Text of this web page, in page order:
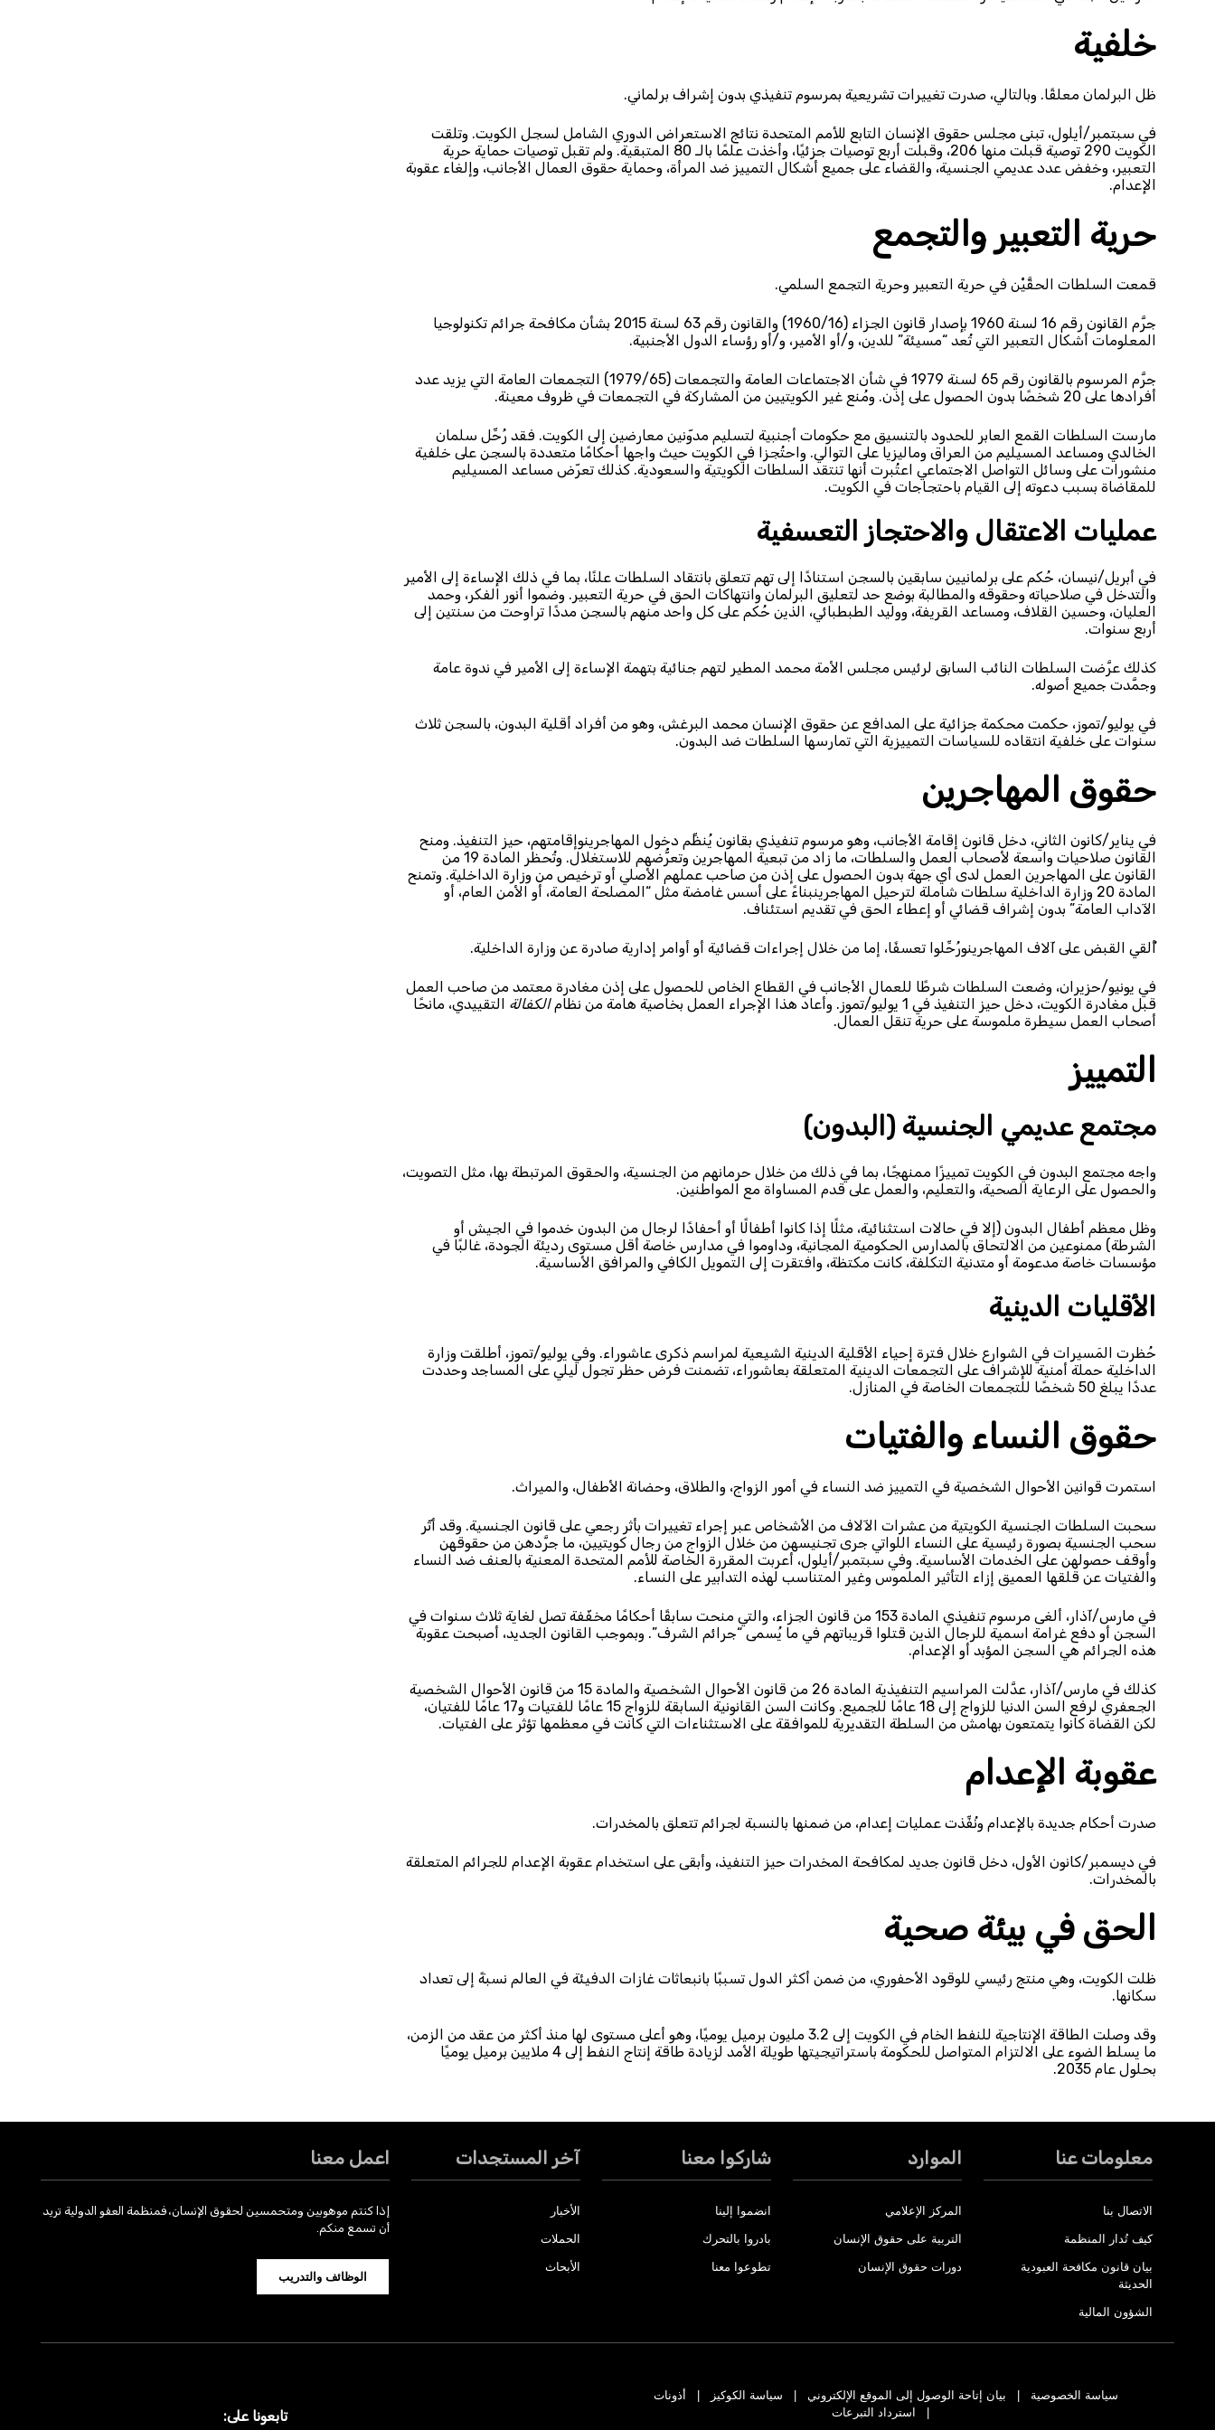
خلفية
ظل البرلمان معلقًا. وبالتالي، صدرت تغييرات تشريعية بمرسوم تنفيذي بدون إشراف برلماني.
في سبتمبر/أيلول، تبنى مجلس حقوق الإنسان التابع للأمم المتحدة نتائج الاستعراض الدوري الشامل لسجل الكويت. وتلقت
الكويت 290 توصية قبلت منها 206، وقبلت أربع توصيات جزئيًا، وأخذت علمًا بالـ 80 المتبقية. ولم تقبل توصيات حماية حرية
التعبير، وخفض عدد عديمي الجنسية، والقضاء على جميع أشكال التمييز ضد المرأة، وحماية حقوق العمال الأجانب، وإلغاء عقوبة
الإعدام.
حرية التعبير والتجمع
قمعت السلطات الحقَّيْن في حرية التعبير وحرية التجمع السلمي.
جرَّم القانون رقم 16 لسنة 1960 بإصدار قانون الجزاء (1960/16) والقانون رقم 63 لسنة 2015 بشأن مكافحة جرائم تكنولوجيا
المعلومات أشكال التعبير التي تُعد “مسيئة” للدين، و/أو الأمير، و/أو رؤساء الدول الأجنبية.
جرَّم المرسوم بالقانون رقم 65 لسنة 1979 في شأن الاجتماعات العامة والتجمعات (1979/65) التجمعات العامة التي يزيد عدد
أفرادها على 20 شخصًا بدون الحصول على إذن. ومُنع غير الكويتيين من المشاركة في التجمعات في ظروف معينة.
مارست السلطات القمع العابر للحدود بالتنسيق مع حكومات أجنبية لتسليم مدوّنين معارضين إلى الكويت. فقد رُحِّل سلمان
الخالدي ومساعد المسيليم من العراق وماليزيا على التوالي. واحتُجزا في الكويت حيث واجها أحكامًا متعددة بالسجن على خلفية
منشورات على وسائل التواصل الاجتماعي اعتُبرت أنها تنتقد السلطات الكويتية والسعودية. كذلك تعرّض مساعد المسيليم
للمقاضاة بسبب دعوته إلى القيام باحتجاجات في الكويت.
عمليات الاعتقال والاحتجاز التعسفية
في أبريل/نيسان، حُكم على برلمانيين سابقين بالسجن استنادًا إلى تهم تتعلق بانتقاد السلطات علنًا، بما في ذلك الإساءة إلى الأمير
والتدخل في صلاحياته وحقوقه والمطالبة بوضع حد لتعليق البرلمان وانتهاكات الحق في حرية التعبير. وضموا أنور الفكر، وحمد
العليان، وحسين القلاف، ومساعد القريفة، ووليد الطبطبائي، الذين حُكم على كل واحد منهم بالسجن مددًا تراوحت من سنتين إلى
أربع سنوات.
كذلك عرَّضت السلطات النائب السابق لرئيس مجلس الأمة محمد المطير لتهم جنائية بتهمة الإساءة إلى الأمير في ندوة عامة
وجمَّدت جميع أصوله.
في يوليو/تموز، حكمت محكمة جزائية على المدافع عن حقوق الإنسان محمد البرغش، وهو من أفراد أقلية البدون، بالسجن ثلاث
سنوات على خلفية انتقاده للسياسات التمييزية التي تمارسها السلطات ضد البدون.
حقوق المهاجرين
في يناير/كانون الثاني، دخل قانون إقامة الأجانب، وهو مرسوم تنفيذي بقانون يُنظِّم دخول المهاجرينوإقامتهم، حيز التنفيذ. ومنح
القانون صلاحيات واسعة لأصحاب العمل والسلطات، ما زاد من تبعية المهاجرين وتعرُّضهم للاستغلال. وتُحظر المادة 19 من
القانون على المهاجرين العمل لدى أي جهة بدون الحصول على إذن من صاحب عملهم الأصلي أو ترخيص من وزارة الداخلية. وتمنح
المادة 20 وزارة الداخلية سلطات شاملة لترحيل المهاجرينبناءً على أسس غامضة مثل “المصلحة العامة، أو الأمن العام، أو
الآداب العامة” بدون إشراف قضائي أو إعطاء الحق في تقديم استئناف.
أُلقي القبض على آلاف المهاجرينورُحِّلوا تعسفًا، إما من خلال إجراءات قضائية أو أوامر إدارية صادرة عن وزارة الداخلية.
في يونيو/حزيران، وضعت السلطات شرطًا للعمال الأجانب في القطاع الخاص للحصول على إذن مغادرة معتمد من صاحب العمل
قبل مغادرة الكويت، دخل حيز التنفيذ في 1 يوليو/تموز. وأعاد هذا الإجراء العمل بخاصية هامة من نظام
الكفالة التقييدي، مانحًا
أصحاب العمل سيطرة ملموسة على حرية تنقل العمال.
التمييز
مجتمع عديمي الجنسية (البدون)
واجه مجتمع البدون في الكويت تمييزًا ممنهجًا، بما في ذلك من خلال حرمانهم من الجنسية، والحقوق المرتبطة بها، مثل التصويت،
والحصول على الرعاية الصحية، والتعليم، والعمل على قدم المساواة مع المواطنين.
وظل معظم أطفال البدون (إلا في حالات استثنائية، مثلًا إذا كانوا أطفالًا أو أحفادًا لرجال من البدون خدموا في الجيش أو
الشرطة) ممنوعين من الالتحاق بالمدارس الحكومية المجانية، وداوموا في مدارس خاصة أقل مستوى رديئة الجودة، غالبًا في
مؤسسات خاصة مدعومة أو متدنية التكلفة، كانت مكتظة، وافتقرت إلى التمويل الكافي والمرافق الأساسية.
الأقليات الدينية
حُظرت المَسيرات في الشوارع خلال فترة إحياء الأقلية الدينية الشيعية لمراسم ذكرى عاشوراء. وفي يوليو/تموز، أطلقت وزارة
الداخلية حملة أمنية للإشراف على التجمعات الدينية المتعلقة بعاشوراء، تضمنت فرض حظر تجول ليلي على المساجد وحددت
عددًا يبلغ 50 شخصًا للتجمعات الخاصة في المنازل.
حقوق النساء والفتيات
استمرت قوانين الأحوال الشخصية في التمييز ضد النساء في أمور الزواج، والطلاق، وحضانة الأطفال، والميراث.
سحبت السلطات الجنسية الكويتية من عشرات الآلاف من الأشخاص عبر إجراء تغييرات بأثر رجعي على قانون الجنسية. وقد أثّر
سحب الجنسية بصورة رئيسية على النساء اللواتي جرى تجنيسهن من خلال الزواج من رجال كويتيين، ما جرَّدهن من حقوقهن
وأوقف حصولهن على الخدمات الأساسية. وفي سبتمبر/أيلول، أعربت المقررة الخاصة للأمم المتحدة المعنية بالعنف ضد النساء
والفتيات عن قلقها العميق إزاء التأثير الملموس وغير المتناسب لهذه التدابير على النساء.
في مارس/آذار، ألغى مرسوم تنفيذي المادة 153 من قانون الجزاء، والتي منحت سابقًا أحكامًا مخفّفة تصل لغاية ثلاث سنوات في
السجن أو دفع غرامة اسمية للرجال الذين قتلوا قريباتهم في ما يُسمى “جرائم الشرف”. وبموجب القانون الجديد، أصبحت عقوبة
هذه الجرائم هي السجن المؤبد أو الإعدام.
كذلك في مارس/آذار، عدَّلت المراسيم التنفيذية المادة 26 من قانون الأحوال الشخصية والمادة 15 من قانون الأحوال الشخصية
الجعفري لرفع السن الدنيا للزواج إلى 18 عامًا للجميع. وكانت السن القانونية السابقة للزواج 15 عامًا للفتيات و17 عامًا للفتيان،
لكن القضاة كانوا يتمتعون بهامش من السلطة التقديرية للموافقة على الاستثناءات التي كانت في معظمها تؤثر على الفتيات.
عقوبة الإعدام
صدرت أحكام جديدة بالإعدام ونُفِّذت عمليات إعدام، من ضمنها بالنسبة لجرائم تتعلق بالمخدرات.
في ديسمبر/كانون الأول، دخل قانون جديد لمكافحة المخدرات حيز التنفيذ، وأبقى على استخدام عقوبة الإعدام للجرائم المتعلقة
بالمخدرات.
الحق في بيئة صحية
ظلت الكويت، وهي منتج رئيسي للوقود الأحفوري، من ضمن أكثر الدول تسببًا بانبعاثات غازات الدفيئة في العالم نسبةً إلى تعداد
سكانها.
وقد وصلت الطاقة الإنتاجية للنفط الخام في الكويت إلى 3.2 مليون برميل يوميًا، وهو أعلى مستوى لها منذ أكثر من عقد من الزمن،
ما يسلط الضوء على الالتزام المتواصل للحكومة باستراتيجيتها طويلة الأمد لزيادة طاقة إنتاج النفط إلى 4 ملايين برميل يوميًا
بحلول عام 2035.
معلومات عنا
الاتصال بنا
كيف تُدار المنظمة
بيان قانون مكافحة العبودية
الحديثة
الشؤون المالية
الموارد
المركز الإعلامي
التربية على حقوق الإنسان
دورات حقوق الإنسان
شاركوا معنا
انضموا إلينا
بادروا بالتحرك
تطوعوا معنا
آخر المستجدات
الأخبار
الحملات
الأبحاث
اعمل معنا
إذا كنتم موهوبين ومتحمسين لحقوق الإنسان، فمنظمة العفو الدولية تريد
أن تسمع منكم.
الوظائف والتدريب
سياسة الخصوصية بيان إتاحة الوصول إلى الموقع الإلكتروني سياسة الكوكيز
أذونات
استرداد التبرعات
تابعونا على: